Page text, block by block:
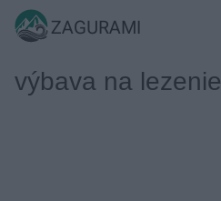
Skip
ZAGURAMI
výbava na lezenie